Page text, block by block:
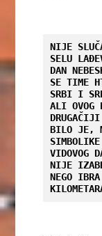
NIJE
SELU
DAN
SE TIME
SRBI I
ALI OVOG
BILO JE,
VIDOVOG
NIJE
NEGO